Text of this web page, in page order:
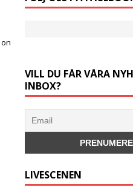
on
VILL DU FÅR VÅRA
INBOX?
LIVESCENEN